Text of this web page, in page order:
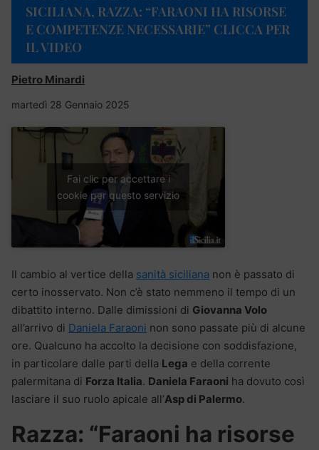
SICILIANA, RAZZA: “FARAONI HA RISORSE
E COMPETENZE NECESSARIE” CLICCA PER
IL VIDEO
Pietro Minardi
martedì 28 Gennaio 2025
Fai clic per accettare i
cookie per questo servizio
Il cambio al vertice della sanità siciliana non è passato di
certo inosservato. Non c’è stato nemmeno il tempo di un
dibattito interno. Dalle dimissioni di Giovanna Volo
all’arrivo di Daniela Faraoni non sono passate più di alcune
ore. Qualcuno ha accolto la decisione con soddisfazione,
in particolare dalle parti della Lega e della corrente
palermitana di Forza Italia. Daniela Faraoni ha dovuto così
lasciare il suo ruolo apicale all’Asp di Palermo.
Razza: “Faraoni ha risorse